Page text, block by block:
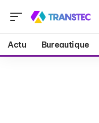
Actu Bureautique